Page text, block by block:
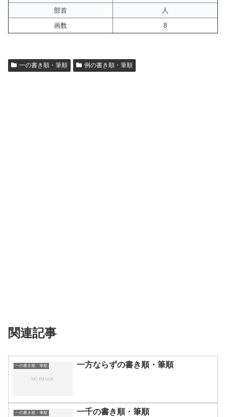
部首
人
画数
8
一の書き順・筆順 例の書き順・筆順
関連記事
一の書き順・筆順 一方ならずの書き順・筆順
一の書き順・筆順 一千の書き順・筆順